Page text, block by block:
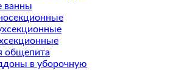
ванны
общепита
в уборочную